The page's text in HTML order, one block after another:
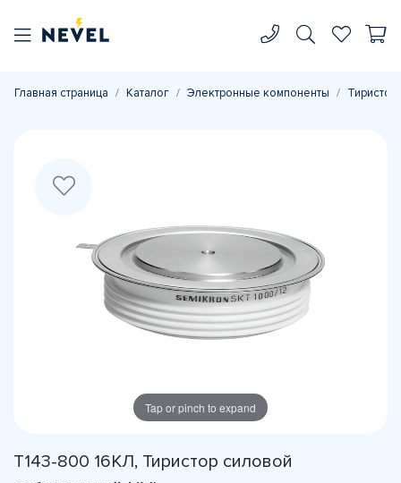
Главная страница Каталог Электронные компоненты
Tap or pinch to expand
Т143-800 16КЛ, Тиристор силовой